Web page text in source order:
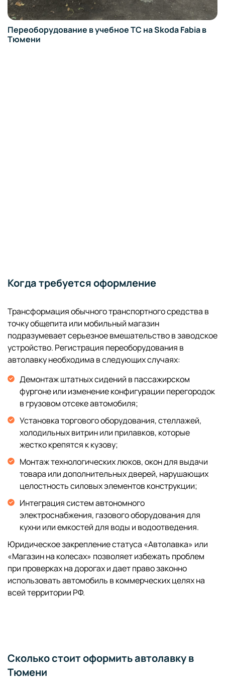
в
Когда требуется оформление
Трансформация обычного транспортного средства в
точку общепита или мобильный магазин
подразумевает серьезное вмешательство в заводское
устройство. Регистрация переоборудования в
автолавку необходима в следующих случаях:
Демонтаж штатных сидений в пассажирском
фургоне или изменение конфигурации перегородок
в грузовом отсеке автомобиля;
Установка торгового оборудования, стеллажей,
холодильных витрин или прилавков, которые
жестко крепятся к кузову;
Монтаж технологических люков, окон для выдачи
товара или дополнительных дверей, нарушающих
целостность силовых элементов конструкции;
Интеграция систем автономного
электроснабжения, газового оборудования для
кухни или емкостей для воды и водоотведения.
Юридическое закрепление статуса «Автолавка» или
«Магазин на колесах» позволяет избежать проблем
при проверках на дорогах и дает право законно
использовать автомобиль в коммерческих целях на
всей территории РФ.
Сколько стоит оформить автолавку в
Тюмени